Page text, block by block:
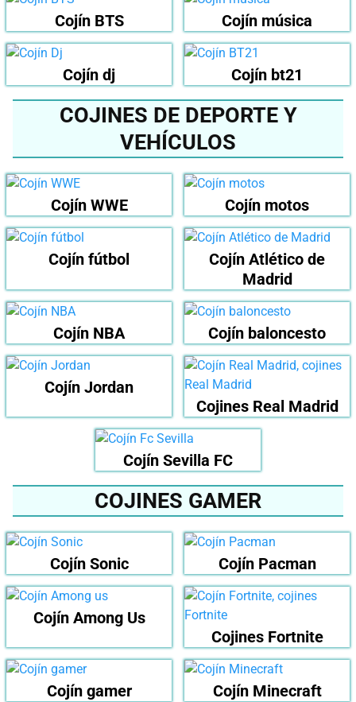
Cojín BTS Cojín música
Cojín dj Cojín bt21
COJINES DE DEPORTE Y
VEHÍCULOS
Cojín WWE Cojín motos
Cojín fútbol
Cojín Atlético de
Madrid
Cojín NBA Cojín baloncesto
Cojín Jordan
Cojines Real Madrid
Cojín Sevilla FC
COJINES GAMER
Cojín Sonic Cojín Pacman
Cojín Among Us
Cojines Fortnite
Cojín gamer Cojín Minecraft